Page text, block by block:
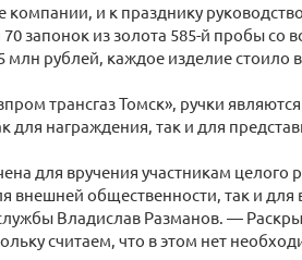
компании, и к празднику
запонок из золота 585-й пробы со
млн рублей, каждое изделие стоило
трансгаз Томск», ручки
для награждения, так и для
для вручения участникам целого
внешней общественности, так и
Владислав Разманов. —
считаем, что в этом нет